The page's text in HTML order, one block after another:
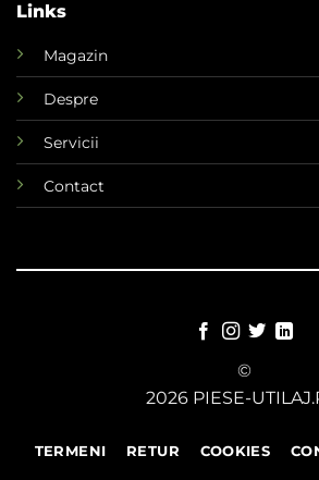
Links
Magazin
Despre
Servicii
Contact
©
2026 PIESE-
TERMENI RETUR COOKIES